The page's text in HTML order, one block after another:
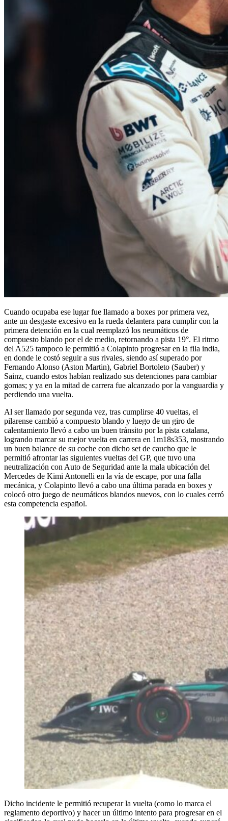
Cuando ocupaba ese lugar fue llamado a boxes por primera vez,
ante un desgaste excesivo en la rueda delantera para cumplir con la
primera detención en la cual reemplazó los neumáticos de
compuesto blando por el de medio, retornando a pista 19°. El ritmo
del A525 tampoco le permitió a Colapinto progresar en la fila india,
en donde le costó seguir a sus rivales, siendo así superado por
Fernando Alonso (Aston Martin), Gabriel Bortoleto (Sauber) y
Sainz, cuando estos habían realizado sus detenciones para cambiar
gomas; y ya en la mitad de carrera fue alcanzado por la vanguardia y
perdiendo una vuelta.
Al ser llamado por segunda vez, tras cumplirse 40 vueltas, el
pilarense cambió a compuesto blando y luego de un giro de
calentamiento llevó a cabo un buen tránsito por la pista catalana,
logrando marcar su mejor vuelta en carrera en 1m18s353, mostrando
un buen balance de su coche con dicho set de caucho que le
permitió afrontar las siguientes vueltas del GP, que tuvo una
neutralización con Auto de Seguridad ante la mala ubicación del
Mercedes de Kimi Antonelli en la vía de escape, por una falla
mecánica, y Colapinto llevó a cabo una última parada en boxes y
colocó otro juego de neumáticos blandos nuevos, con lo cuales cerró
esta competencia español.
Dicho incidente le permitió recuperar la vuelta (como lo marca el
reglamento deportivo) y hacer un último intento para progresar en el